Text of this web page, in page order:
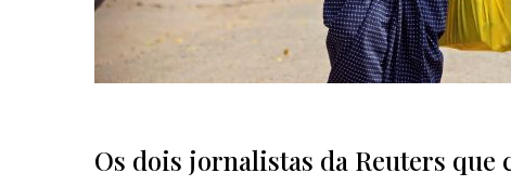
Os dois jornalistas da Reuters